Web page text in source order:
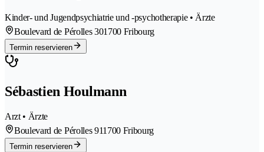
Kinder- und Jugendpsychiatrie und -psychotherapie • Ärzte
Boulevard de Pérolles 301700 Fribourg
Termin reservieren
Sébastien Houlmann
Arzt • Ärzte
Boulevard de Pérolles 911700 Fribourg
Termin reservieren